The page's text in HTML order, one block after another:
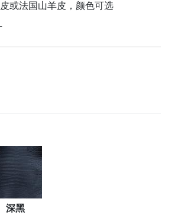
或法国山羊皮，颜色可选
深黑